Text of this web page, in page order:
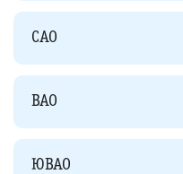
САО
ВАО
ЮВАО